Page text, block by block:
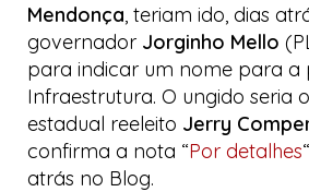
Mendonça, teriam ido, dias
governador Jorginho Mello
para indicar um nome para a
Infraestrutura. O ungido seria
estadual reeleito Jerry
confirma a nota “Por detalhes
atrás no Blog.